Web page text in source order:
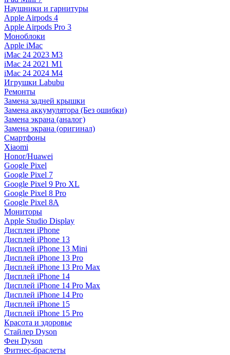
Наушники и гарнитуры
Apple Airpods 4
Apple Airpods Pro 3
Моноблоки
Apple iMac
iMac 24 2023 M3
iMac 24 2021 M1
iMac 24 2024 M4
Игрушки Labubu
Ремонты
Замена задней крышки
Замена аккумулятора (Без ошибки)
Замена экрана (аналог)
Замена экрана (оригинал)
Смартфоны
Xiaomi
Honor/Huawei
Google Pixel
Google Pixel 7
Google Pixel 9 Pro XL
Google Pixel 8 Pro
Google Pixel 8A
Мониторы
Apple Studio Display
Дисплеи iPhone
Дисплей iPhone 13
Дисплей iPhone 13 Mini
Дисплей iPhone 13 Pro
Дисплей iPhone 13 Pro Max
Дисплей iPhone 14
Дисплей iPhone 14 Pro Max
Дисплей iPhone 14 Pro
Дисплей iPhone 15
Дисплей iPhone 15 Pro
Красота и здоровье
Стайлер Dyson
Фен Dyson
Фитнес-браслеты